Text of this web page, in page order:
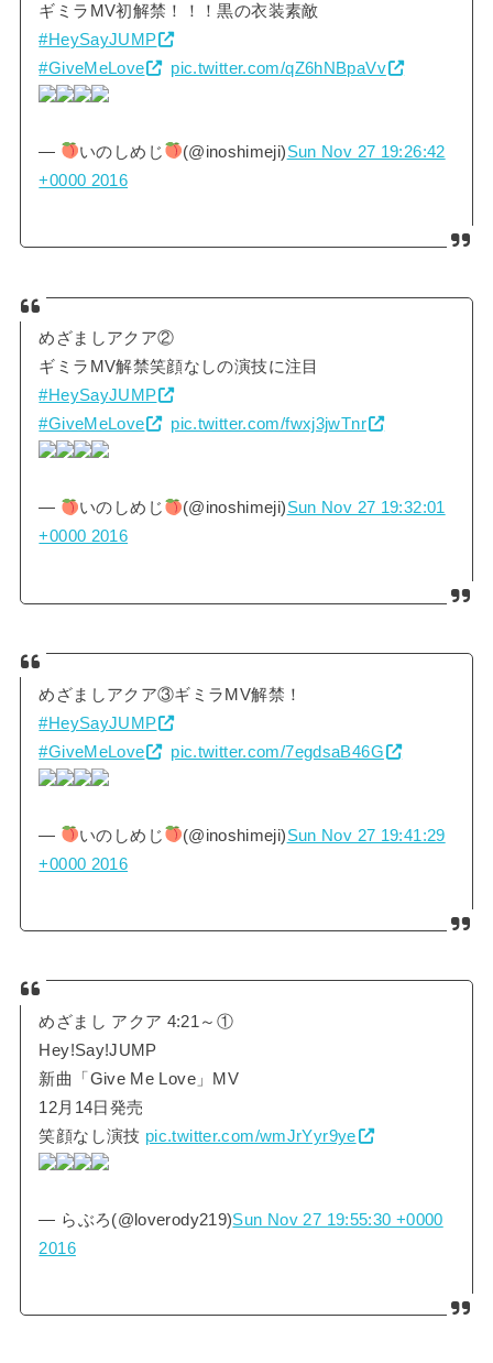
ギミラMV初解禁！！！黒の衣装素敵
#HeySayJUMP
#GiveMeLove
pic.twitter.com/qZ6hNBpaVv
— いのしめじ (@inoshimeji)Sun Nov 27 19:26:42
+0000 2016
めざましアクア②
ギミラMV解禁笑顔なしの演技に注目
#HeySayJUMP
#GiveMeLove
pic.twitter.com/fwxj3jwTnr
— いのしめじ (@inoshimeji)Sun Nov 27 19:32:01
+0000 2016
めざましアクア③ギミラMV解禁！
#HeySayJUMP
#GiveMeLove
pic.twitter.com/7egdsaB46G
— いのしめじ (@inoshimeji)Sun Nov 27 19:41:29
+0000 2016
めざまし アクア 4:21～①
Hey!Say!JUMP
新曲「Give Me Love」MV
12月14日発売
笑顔なし演技 pic.twitter.com/wmJrYyr9ye
— らぶろ(@loverody219)Sun Nov 27 19:55:30 +0000
2016